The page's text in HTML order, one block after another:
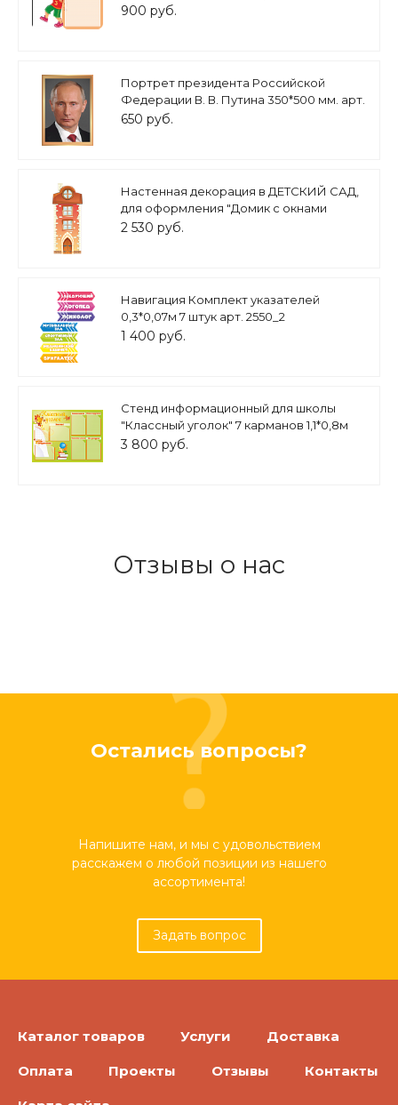
арт.П1317
900 руб.
Портрет президента Российской
Федерации В. В. Путина 350*500 мм. арт.
П2265
650 руб.
Настенная декорация в ДЕТСКИЙ САД,
для оформления "Домик с окнами
большой" 500х1200 арт. Д271
2 530 руб.
Навигация Комплект указателей
0,3*0,07м 7 штук арт. 2550_2
1 400 руб.
Стенд информационный для школы
"Классный уголок" 7 карманов 1,1*0,8м
арт. ШК446
3 800 руб.
Отзывы о нас
Остались вопросы?
Напишите нам, и мы с удовольствием
расскажем о любой позиции из нашего
ассортимента!
Задать вопрос
Каталог товаров Услуги Доставка
Оплата Проекты Отзывы Контакты